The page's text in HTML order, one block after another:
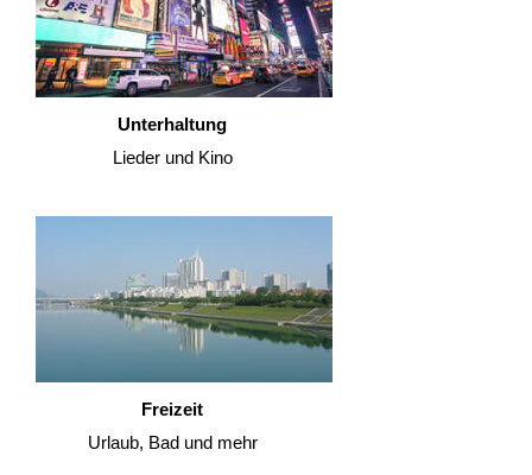
Unterhaltung
Lieder und Kino
Freizeit
Urlaub, Bad und mehr